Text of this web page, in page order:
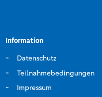
Information
Datenschutz
Teilnahmebedingungen
Impressum